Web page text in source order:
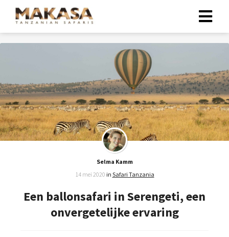
Selma Kamm
14 mei 2020 in Safari Tanzania
Een ballonsafari in Serengeti, een
onvergetelijke ervaring